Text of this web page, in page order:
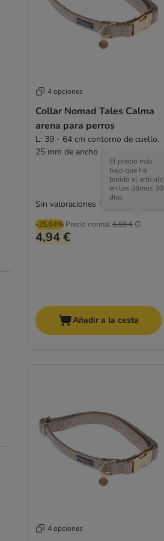
4 opciones
Collar Nomad Tales Calma
arena para perros
L: 39 - 64 cm contorno de cuello,
25 mm de ancho
-25.04% Precio normal6,59 €
El precio más
bajo que ha
tenido el artículo
en los útimos 30
días.
4,94 €
Sin valoraciones
Añadir a la cesta
4 opciones